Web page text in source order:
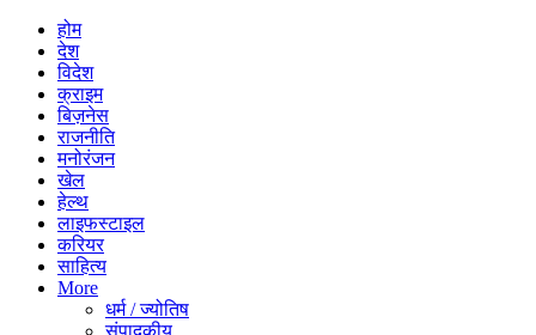
होम
देश
विदेश
क्राइम
बिज़नेस
राजनीति
मनोरंजन
खेल
हेल्थ
लाइफस्टाइल
करियर
साहित्य
More
धर्म / ज्योतिष
संपादकीय